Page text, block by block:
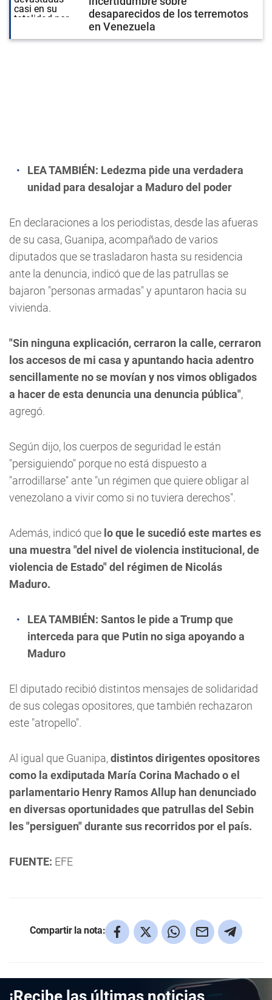
desaparecidos de los terremotos
en Venezuela
LEA TAMBIÉN: Ledezma pide una verdadera
unidad para desalojar a Maduro del poder
En declaraciones a los periodistas, desde las afueras
de su casa, Guanipa, acompañado de varios
diputados que se trasladaron hasta su residencia
ante la denuncia, indicó que de las patrullas se
bajaron "personas armadas" y apuntaron hacia su
vivienda.
"Sin ninguna explicación, cerraron la calle, cerraron
los accesos de mi casa y apuntando hacia adentro
sencillamente no se movían y nos vimos obligados
a hacer de esta denuncia una denuncia pública",
agregó.
Según dijo, los cuerpos de seguridad le están
"persiguiendo" porque no está dispuesto a
"arrodillarse" ante "un régimen que quiere obligar al
venezolano a vivir como si no tuviera derechos".
Además, indicó que lo que le sucedió este martes es
una muestra "del nivel de violencia institucional, de
violencia de Estado" del régimen de Nicolás
Maduro.
LEA TAMBIÉN: Santos le pide a Trump que
interceda para que Putin no siga apoyando a
Maduro
El diputado recibió distintos mensajes de solidaridad
de sus colegas opositores, que también rechazaron
este "atropello".
Al igual que Guanipa,distintos dirigentes opositores
como la exdiputada María Corina Machado o el
parlamentario Henry Ramos Allup han denunciado
en diversas oportunidades que patrullas del Sebin
les "persiguen" durante sus recorridos por el país.
FUENTE: EFE
Compartir la nota:
¡Recibe las últimas noticias